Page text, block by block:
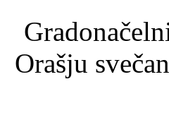
Orašju